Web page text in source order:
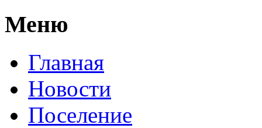
Меню
Главная
Новости
Поселение